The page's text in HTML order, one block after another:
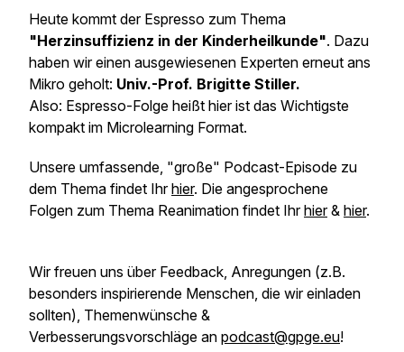
Heute kommt der Espresso zum Thema
"Herzinsuffizienz in der Kinderheilkunde". Dazu
haben wir einen ausgewiesenen Experten erneut ans
Mikro geholt: Univ.-Prof. Brigitte Stiller.
Also: Espresso-Folge heißt hier ist das Wichtigste
kompakt im Microlearning Format.
Unsere umfassende, "große" Podcast-Episode zu
dem Thema findet Ihrhier. Die angesprochene
Folgen zum Thema Reanimation findet Ihrhier& hier.
Wir freuen uns über Feedback, Anregungen (z.B.
besonders inspirierende Menschen, die wir einladen
sollten), Themenwünsche &
Verbesserungsvorschläge an podcast@gpge.eu!